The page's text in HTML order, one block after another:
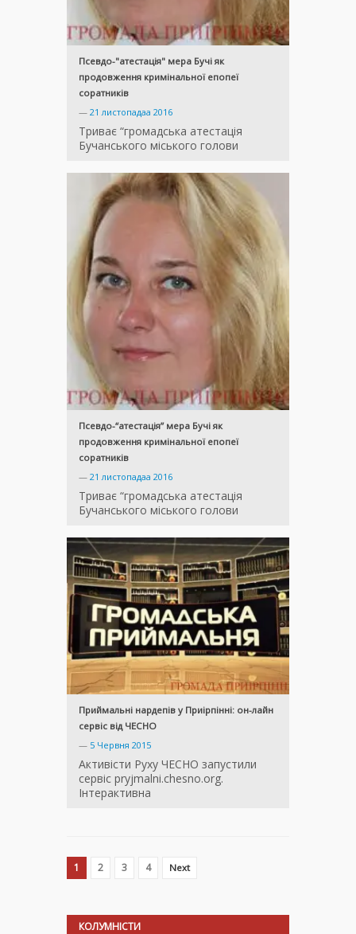
Псевдо-"атестація" мера Бучі як
продовження кримінальної епопеї
соратників
— 21 листопадаа 2016
Триває “громадська атестація
Бучанського міського голови
Псевдо-“атестація” мера Бучі як
продовження кримінальної епопеї
соратників
— 21 листопадаа 2016
Триває “громадська атестація
Бучанського міського голови
Приймальні нардепів у Приірпінні: он-лайн
сервіс від ЧЕСНО
— 5 Червня 2015
Активісти Руху ЧЕСНО запустили
сервіс pryjmalni.chesno.org.
Інтерактивна
1 2 3 4 Next
КОЛУМНІСТИ